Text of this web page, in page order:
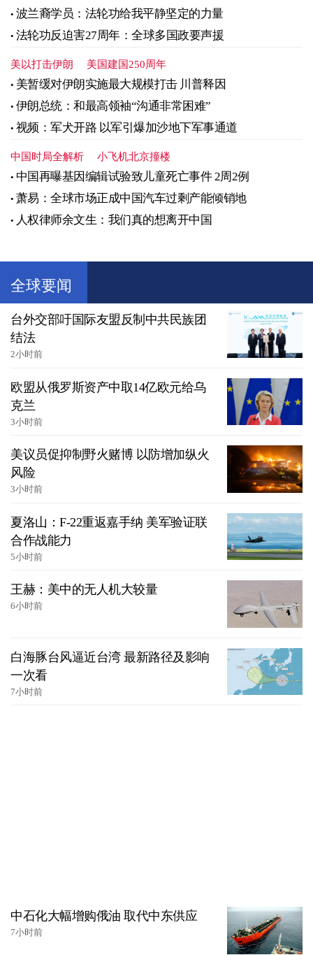
波兰裔学员：法轮功给我平静坚定的力量
法轮功反迫害27周年：全球多国政要声援
美以打击伊朗 美国建国250周年
美暂缓对伊朗实施最大规模打击 川普释因
伊朗总统：和最高领袖“沟通非常困难”
视频：军犬开路 以军引爆加沙地下军事通道
中国时局全解析 小飞机北京撞楼
中国再曝基因编辑试验致儿童死亡事件 2周2例
萧易：全球市场正成中国汽车过剩产能倾销地
人权律师余文生：我们真的想离开中国
全球要闻
台外交部吁国际友盟反制中共民族团
结法
2小时前
欧盟从俄罗斯资产中取14亿欧元给乌
克兰
3小时前
美议员促抑制野火赌博 以防增加纵火
风险
3小时前
夏洛山：F-22重返嘉手纳 美军验证联
合作战能力
5小时前
王赫：美中的无人机大较量
6小时前
白海豚台风逼近台湾 最新路径及影响
一次看
7小时前
中石化大幅增购俄油 取代中东供应
7小时前